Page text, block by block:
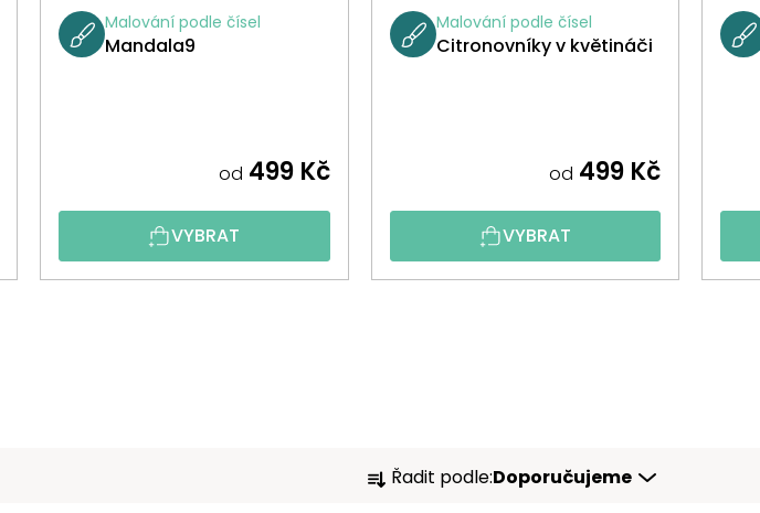
Malování podle čísel
Mandala9
od 499 Kč
VYBRAT
Malování podle čísel
Citronovníky v květináči
od 499 Kč
VYBRAT
Ř Řadit podle:Doporučujeme